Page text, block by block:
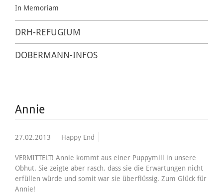
In Memoriam
DRH-REFUGIUM
DOBERMANN-INFOS
Annie
27.02.2013 Happy End
VERMITTELT! Annie kommt aus einer Puppymill in unsere
Obhut. Sie zeigte aber rasch, dass sie die Erwartungen nicht
erfüllen würde und somit war sie überflüssig. Zum Glück für
Annie!